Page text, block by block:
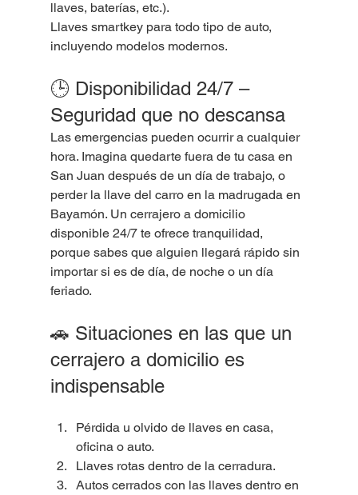
llaves, baterías, etc.).
Llaves smartkey para todo tipo de auto,
incluyendo modelos modernos.
🕒 Disponibilidad 24/7 –
Seguridad que no descansa
Las emergencias pueden ocurrir a cualquier
hora. Imagina quedarte fuera de tu casa en
San Juan después de un día de trabajo, o
perder la llave del carro en la madrugada en
Bayamón. Un cerrajero a domicilio
disponible 24/7 te ofrece tranquilidad,
porque sabes que alguien llegará rápido sin
importar si es de día, de noche o un día
feriado.
🚗 Situaciones en las que un
cerrajero a domicilio es
indispensable
Pérdida u olvido de llaves en casa,
oficina o auto.
Llaves rotas dentro de la cerradura.
Autos cerrados con las llaves dentro en